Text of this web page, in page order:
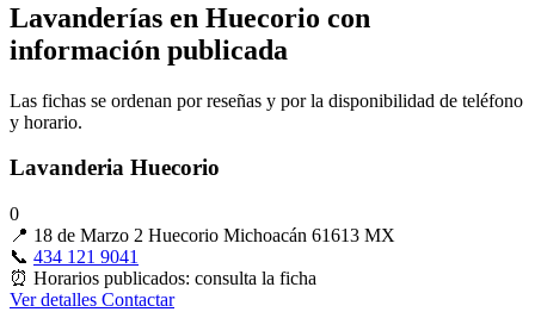
Lavanderías en Huecorio con
información publicada
Las fichas se ordenan por reseñas y por la disponibilidad de teléfono
y horario.
Lavanderia Huecorio
0
📍 18 de Marzo 2 Huecorio Michoacán 61613 MX
📞 434 121 9041
⏰ Horarios publicados: consulta la ficha
Ver detalles Contactar